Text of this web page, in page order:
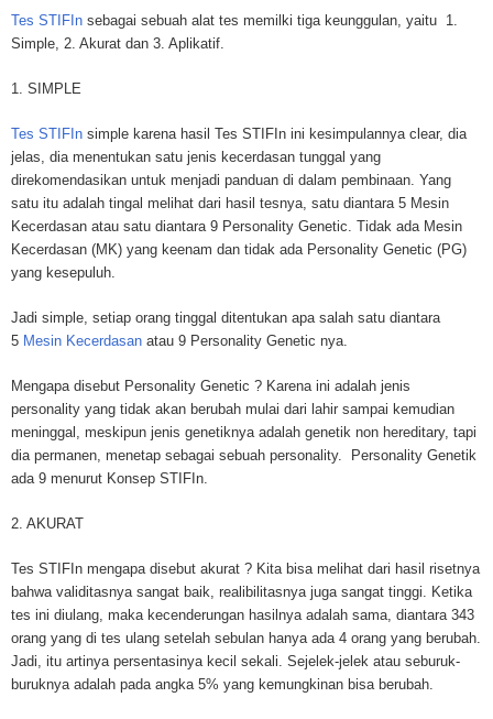
Tes STIFIn sebagai sebuah alat tes memilki tiga keunggulan, yaitu 1.
Simple, 2. Akurat dan 3. Aplikatif.
1. SIMPLE
Tes STIFIn simple karena hasil Tes STIFIn ini kesimpulannya clear, dia
jelas, dia menentukan satu jenis kecerdasan tunggal yang
direkomendasikan untuk menjadi panduan di dalam pembinaan. Yang
satu itu adalah tingal melihat dari hasil tesnya, satu diantara 5 Mesin
Kecerdasan atau satu diantara 9 Personality Genetic. Tidak ada Mesin
Kecerdasan (MK) yang keenam dan tidak ada Personality Genetic (PG)
yang kesepuluh.
Jadi simple, setiap orang tinggal ditentukan apa salah satu diantara
5 Mesin Kecerdasan atau 9 Personality Genetic nya.
Mengapa disebut Personality Genetic ? Karena ini adalah jenis
personality yang tidak akan berubah mulai dari lahir sampai kemudian
meninggal, meskipun jenis genetiknya adalah genetik non hereditary, tapi
dia permanen, menetap sebagai sebuah personality. Personality Genetik
ada 9 menurut Konsep STIFIn.
2. AKURAT
Tes STIFIn mengapa disebut akurat ? Kita bisa melihat dari hasil risetnya
bahwa validitasnya sangat baik, realibilitasnya juga sangat tinggi. Ketika
tes ini diulang, maka kecenderungan hasilnya adalah sama, diantara 343
orang yang di tes ulang setelah sebulan hanya ada 4 orang yang berubah.
Jadi, itu artinya persentasinya kecil sekali. Sejelek-jelek atau seburuk-
buruknya adalah pada angka 5% yang kemungkinan bisa berubah.